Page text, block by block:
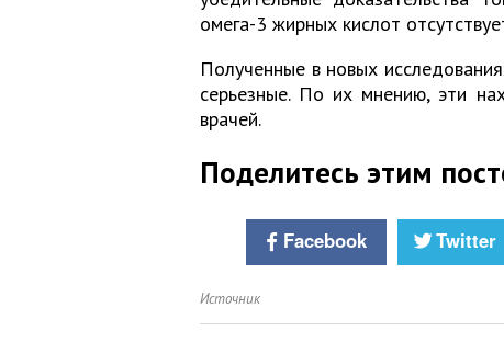
омега-3 жирных кислот
Полученные в новых
серьезные. По их мнению, эти
врачей.
Поделитесь этим
Facebook Twitter
Источник